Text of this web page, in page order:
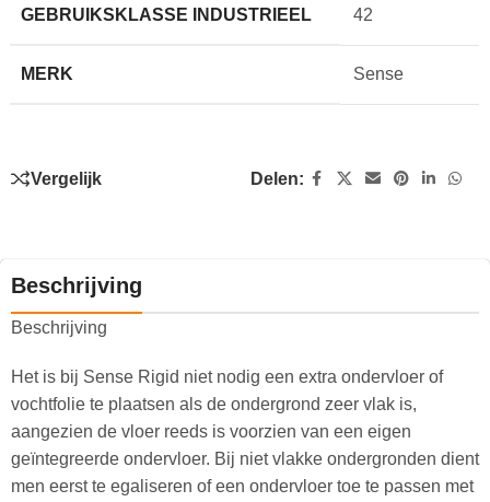
GEBRUIKSKLASSE INDUSTRIEEL 42
MERK Sense
Vergelijk Delen:
Beschrijving
Beschrijving
Het is bij Sense Rigid niet nodig een extra ondervloer of
vochtfolie te plaatsen als de ondergrond zeer vlak is,
aangezien de vloer reeds is voorzien van een eigen
geïntegreerde ondervloer. Bij niet vlakke ondergronden dient
men eerst te egaliseren of een ondervloer toe te passen met